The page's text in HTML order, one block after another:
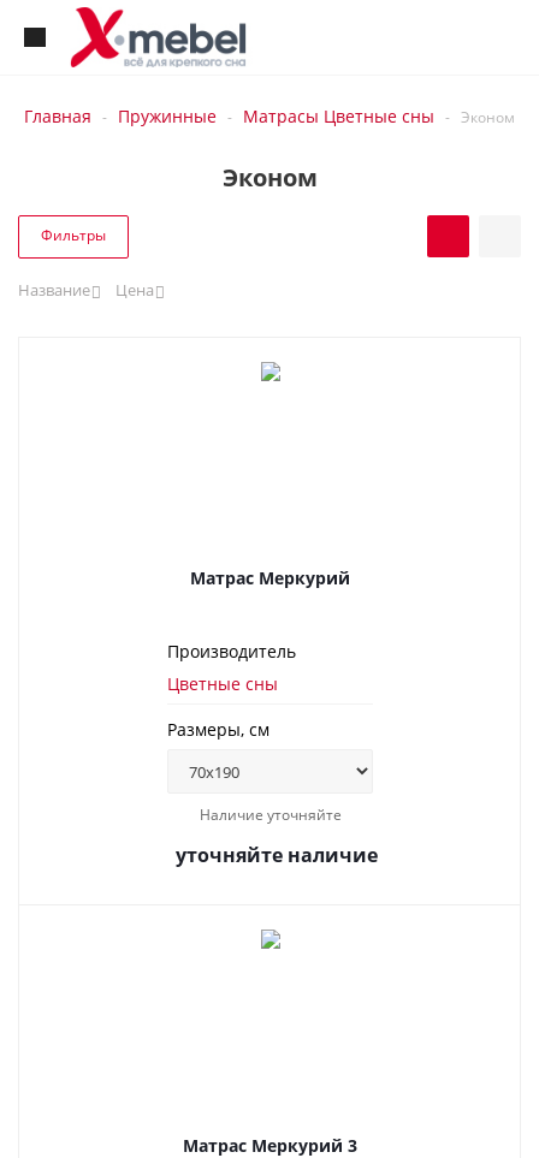
Главная - Пружинные - Матрасы Цветные сны - Эконом
Эконом
Фильтры
Название Цена
Матрас Меркурий
Производитель
Цветные сны
Размеры, см
Наличие уточняйте
уточняйте наличие
Матрас Меркурий 3